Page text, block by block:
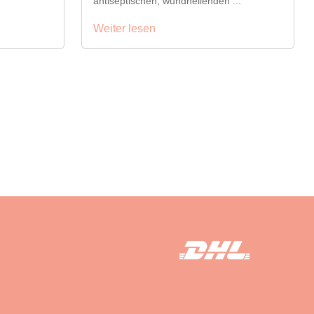
Weiter lesen